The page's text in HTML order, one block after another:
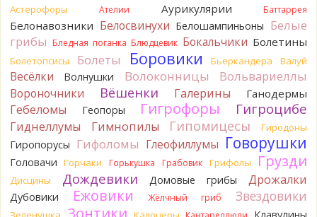
Verona
Рядовка мыльная, судя по пластинкам.
Правильно сделали, что не взяли.
2 дня назад
BorisM Подгруздок чёрный, или близкие виды
2 дня назад
BorisM Сдаётся мне, на земле и в руке - разные грибы.
2 дня назад
Кирилл
Вони не было, но вода и гриб при варке
начали желтеть. Выкинул. Большое спасибо.
2 дня назад
Кирилл Спасибо.
2 дня назад
Астерофоры
Ателии Аурикулярии Баттаррея
Белонавозники Белосвинухи Белошампиньоны Белые
грибы Бледная поганка Блюдцевик Бокальчики Болетины
Болетопсисы Болеты Боровики Бьеркандера Валуй
Весёлки Волнушки Волоконницы Вольвариеллы
Вороночники Вёшенки Галерины Ганодермы
Гебеломы Геопоры Гигрофоры Гигроцибе
Гиднеллумы Гимнопилы Гипомицесы Гиродоны
Гиропорусы Гифоломы Глеофиллумы Говорушки
Головачи Горчаки Горькушка Грабовик Грифолы Грузди
Дисцины Дождевики Домовые грибы Дрожалки
Дубовики Ежовики Жёлчный гриб Звездовики
Зонтики